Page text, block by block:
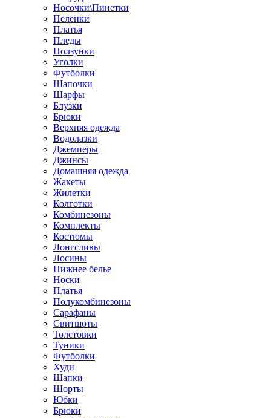
Носочки\Пинетки
Пелёнки
Платья
Пледы
Ползунки
Уголки
Футболки
Шапочки
Шарфы
Блузки
Брюки
Верхняя одежда
Водолазки
Джемперы
Джинсы
Домашняя одежда
Жакеты
Жилетки
Колготки
Комбинезоны
Комплекты
Костюмы
Лонгсливы
Лосины
Нижнее белье
Носки
Платья
Полукомбинезоны
Сарафаны
Свитшоты
Толстовки
Туники
Футболки
Худи
Шапки
Шорты
Юбки
Брюки